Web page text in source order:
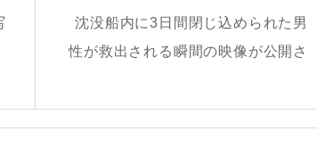
沈没船内に3日間閉じ込められた男
性が救出される瞬間の映像が公開さ